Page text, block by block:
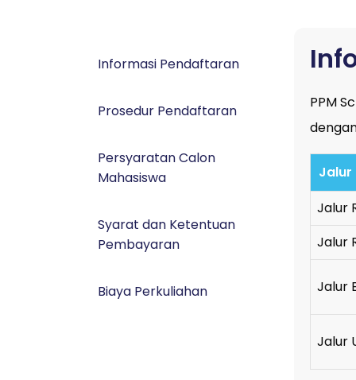
Informasi Pendaftaran
Prosedur Pendaftaran
Persyaratan Calon
Mahasiswa
Syarat dan Ketentuan
Pembayaran
Biaya Perkuliahan
PPM
Jalur
Jalur
Jalur
Jalur
Jalur